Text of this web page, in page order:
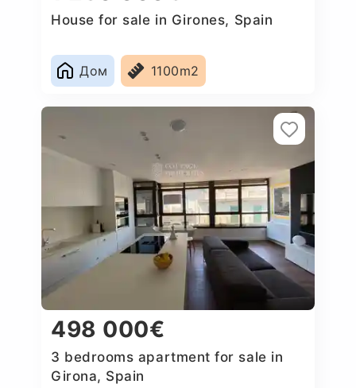
House for sale in Girones, Spain
Дом 1100m2
498 000€
3 bedrooms apartment for sale in
Girona, Spain